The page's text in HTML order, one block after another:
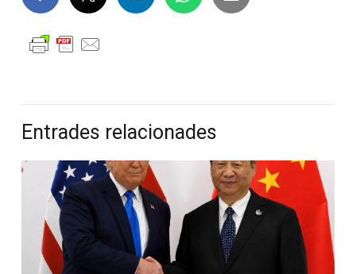
Entrades relacionades